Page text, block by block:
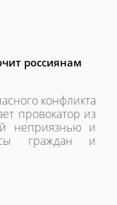
россиянам
конфликта
провокатор из
неприязнью и
граждан и